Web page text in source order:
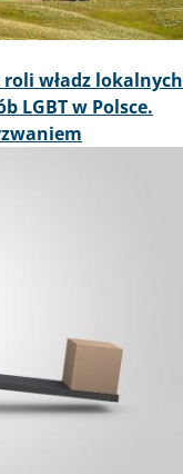
władz lokalnych
LGBT w Polsce.